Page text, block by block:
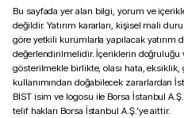
Bu sayfada yer alan bilgi, yorum ve
değildir. Yatırım kararları, kişisel mali
göre yetkili kurumlarla yapılacak yatırım
değerlendirilmelidir. İçeriklerin
gösterilmekle birlikte, olası hata,
kullanımından doğabilecek zararlardan
BIST isim ve logosu ile Borsa İstanbul
telif hakları Borsa İstanbul A.Ş.’ye aittir.